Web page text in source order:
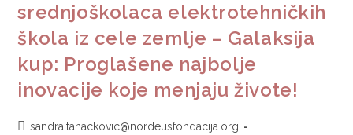
srednjoškolaca elektrotehničkih
škola iz cele zemlje – Galaksija
kup: Proglašene najbolje
inovacije koje menjaju živote!
sandra.tanackovic@nordeusfondacija.org